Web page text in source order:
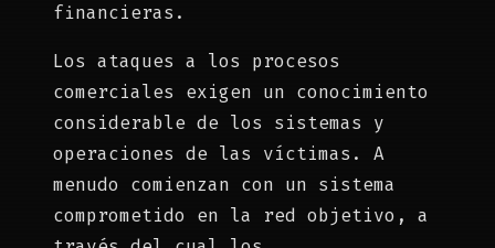
financieras.
Los ataques a los procesos
comerciales exigen un conocimiento
considerable de los sistemas y
operaciones de las víctimas. A
menudo comienzan con un sistema
comprometido en la red objetivo, a